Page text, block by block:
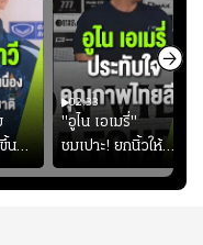
น
ร้อม
ให้
02:33
"อูไน เอเมรี่"
ชมเปาะ! ยกนิ้วให้
แท็กติกบีจี แฮปปี้
สุดๆ กับการเยือนไทย